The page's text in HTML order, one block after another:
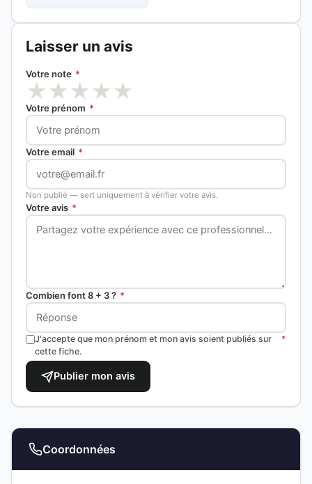
Laisser un avis
Votre note *
★★★★★
Votre prénom *
Votre email *
Non publié — sert uniquement à vérifier votre avis.
Votre avis *
Combien font 8 + 3 ? *
J'accepte que mon prénom et mon avis soient publiés sur
cette fiche.
*
Publier mon avis
Coordonnées